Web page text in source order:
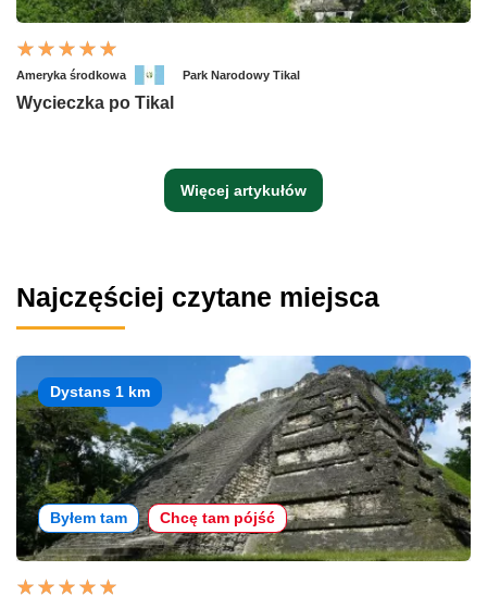
Ameryka środkowa Park Narodowy Tikal
Wycieczka po Tikal
Więcej artykułów
Najczęściej czytane miejsca
Dystans 1 km
Byłem tam Chcę tam pójść